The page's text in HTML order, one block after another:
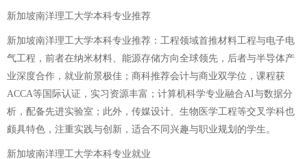
新加坡南洋理工大学本科专业推荐
新加坡南洋理工大学本科专业推荐：工程领域首推材料工程与电子电
气工程，前者在纳米材料、能源存储方向全球领先，后者与半导体产
业深度合作，就业前景极佳；商科推荐会计与商业双学位，课程获
ACCA等国际认证，实习资源丰富；计算机科学专业融合AI与数据分
析，配备先进实验室；此外，传媒设计、生物医学工程等交叉学科也
颇具特色，注重实践与创新，适合不同兴趣与职业规划的学生。
新加坡南洋理工大学本科专业就业